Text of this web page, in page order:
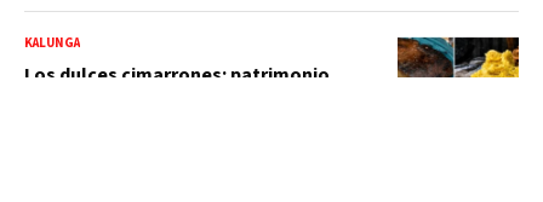
KALUNGA
Los dulces cimarrones: patrimonio,